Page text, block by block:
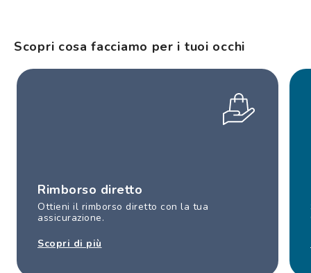
Scopri cosa facciamo per i tuoi occhi
Rimborso diretto
Ottieni il rimborso diretto con la tua
assicurazione.
Scopri di più